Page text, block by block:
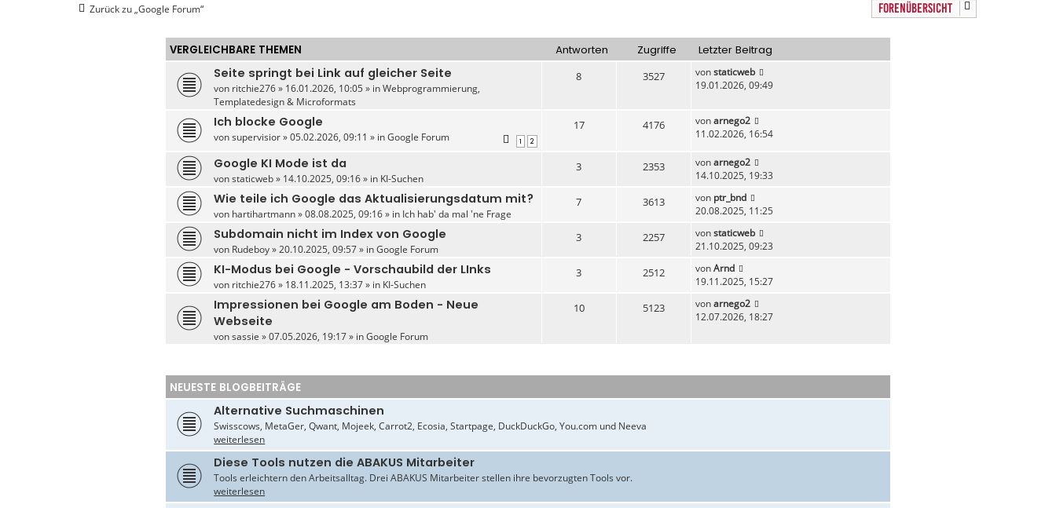
Zurück zu „Google Forum“ FORENÜBERSICHT
VERGLEICHBARE THEMEN Antworten Zugriffe Letzter Beitrag
Seite springt bei Link auf gleicher Seite
von ritchie276» 16.01.2026, 10:05 » inWebprogrammierung,
Templatedesign & Microformats
8 3527 vonstaticweb
19.01.2026, 09:49
Ich blocke Google
vonsupervisior» 05.02.2026, 09:11 » inGoogle Forum 1 2
17 4176 vonarnego2
11.02.2026, 16:54
Google KI Mode ist da
vonstaticweb» 14.10.2025, 09:16 » in KI-Suchen
3 2353 vonarnego2
14.10.2025, 19:33
Wie teile ich Google das Aktualisierungsdatum mit?
von hartihartmann» 08.08.2025, 09:16 » in Ich hab' da mal 'ne Frage
7 3613 von ptr_bnd
20.08.2025, 11:25
Subdomain nicht im Index von Google
von Rudeboy» 20.10.2025, 09:57 » inGoogle Forum
3 2257 vonstaticweb
21.10.2025, 09:23
KI-Modus bei Google - Vorschaubild der LInks
von ritchie276» 18.11.2025, 13:37 » in KI-Suchen
3 2512 vonArnd
19.11.2025, 15:27
Impressionen bei Google am Boden - Neue
Webseite
vonsassie » 07.05.2026, 19:17 » inGoogle Forum
10 5123 vonarnego2
12.07.2026, 18:27
NEUESTE BLOGBEITRÄGE
Alternative Suchmaschinen
Swisscows, MetaGer, Qwant, Mojeek, Carrot2, Ecosia, Startpage, DuckDuckGo, You.com und Neeva
weiterlesen
Diese Tools nutzen die ABAKUS Mitarbeiter
Tools erleichtern den Arbeitsalltag. Drei ABAKUS Mitarbeiter stellen ihre bevorzugten Tools vor.
weiterlesen